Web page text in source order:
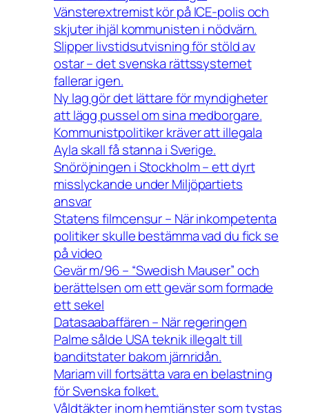
Vänsterextremist kör på ICE-polis och
skjuter ihjäl kommunisten i nödvärn.
Slipper livstidsutvisning för stöld av
ostar – det svenska rättssystemet
fallerar igen.
Ny lag gör det lättare för myndigheter
att lägg pussel om sina medborgare.
Kommunistpolitiker kräver att illegala
Ayla skall få stanna i Sverige.
Snöröjningen i Stockholm – ett dyrt
misslyckande under Miljöpartiets
ansvar
Statens filmcensur – När inkompetenta
politiker skulle bestämma vad du fick se
på video
Gevär m/96 – “Swedish Mauser” och
berättelsen om ett gevär som formade
ett sekel
Datasaabaffären – När regeringen
Palme sålde USA teknik illegalt till
banditstater bakom järnridån.
Mariam vill fortsätta vara en belastning
för Svenska folket.
Våldtäkter inom hemtjänster som tystas